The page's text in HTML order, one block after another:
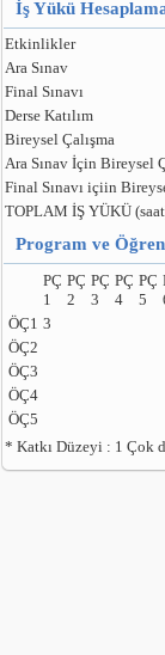
İş Yükü
Etkinlikler
Ara Sınav
Final Sınavı
Derse Katılım
Bireysel Çalışma
Ara Sınav İçin Bireysel
Final Sınavı içiin
TOPLAM İŞ YÜKÜ
Program ve
PÇ
1
PÇ
2
PÇ
3
PÇ
4
PÇ
5
ÖÇ1 3
ÖÇ2
ÖÇ3
ÖÇ4
ÖÇ5
* Katkı Düzeyi : 1 Çok